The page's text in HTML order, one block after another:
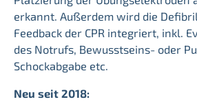
erkannt. Außerdem wird die
Feedback der CPR integriert, inkl.
des Notrufs, Bewusstseins- oder
Schockabgabe etc.
Neu seit 2018: